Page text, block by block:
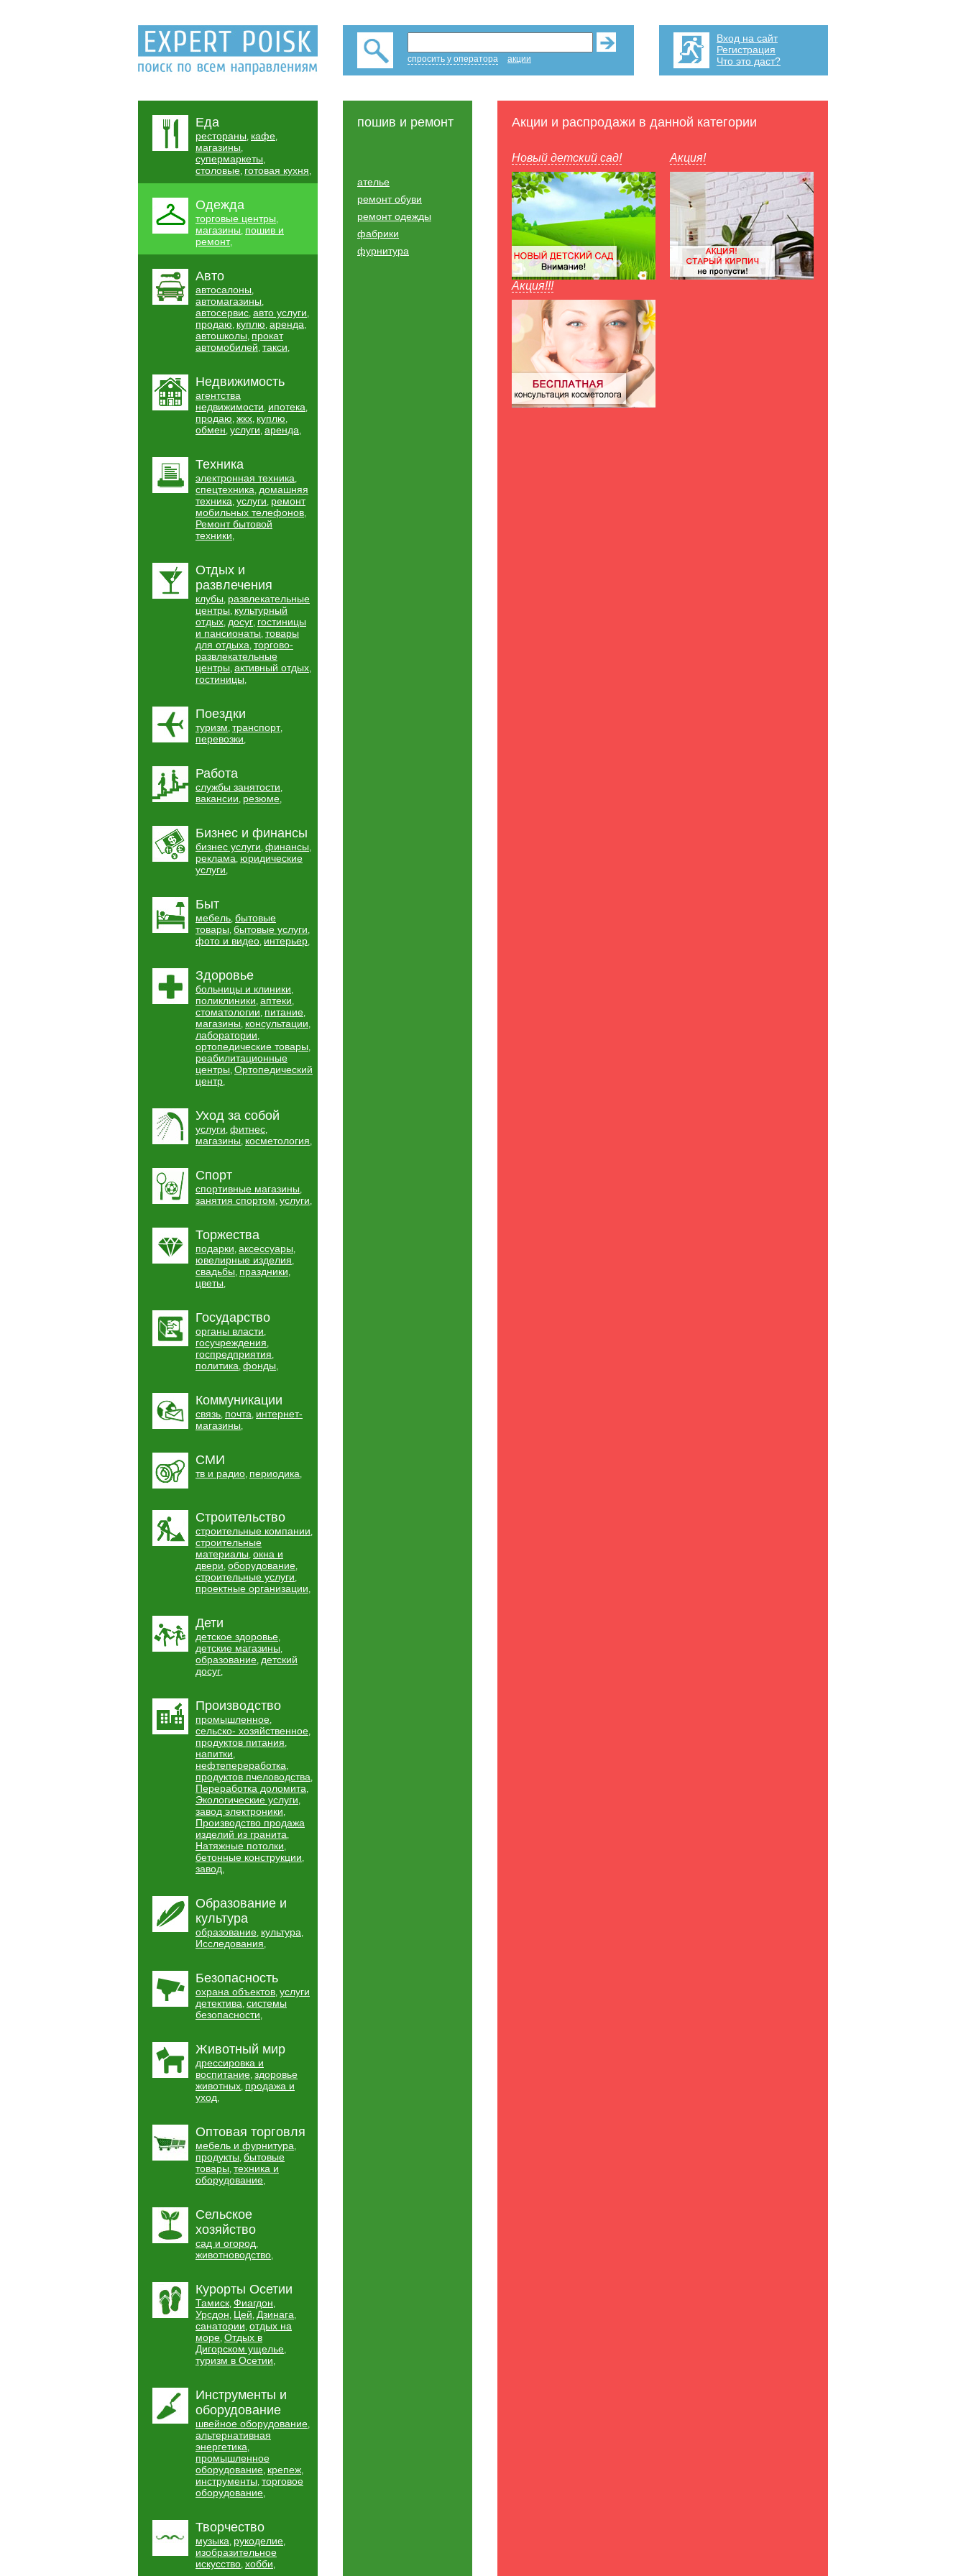
спросить у оператора акции
Вход на сайт
Регистрация
Что это даст?
Еда
рестораны, кафе,
магазины,
супермаркеты,
столовые, готовая кухня,
Одежда
торговые центры,
магазины, пошив и
ремонт,
Авто
автосалоны,
автомагазины,
автосервис, авто услуги,
продаю, куплю, аренда,
автошколы, прокат
автомобилей, такси,
Недвижимость
агентства
недвижимости, ипотека,
продаю, жкх, куплю,
обмен, услуги, аренда,
Техника
электронная техника,
спецтехника, домашняя
техника, услуги, ремонт
мобильных телефонов,
Ремонт бытовой
техники,
Отдых и
развлечения
клубы, развлекательные
центры, культурный
отдых, досуг, гостиницы
и пансионаты, товары
для отдыха, торгово-
развлекательные
центры, активный отдых,
гостиницы,
Поездки
туризм, транспорт,
перевозки,
Работа
службы занятости,
вакансии, резюме,
Бизнес и финансы
бизнес услуги, финансы,
реклама, юридические
услуги,
Быт
мебель, бытовые
товары, бытовые услуги,
фото и видео, интерьер,
Здоровье
больницы и клиники,
поликлиники, аптеки,
стоматологии, питание,
магазины, консультации,
лаборатории,
ортопедические товары,
реабилитационные
центры, Ортопедический
центр,
Уход за собой
услуги, фитнес,
магазины, косметология,
Спорт
спортивные магазины,
занятия спортом, услуги,
Торжества
подарки, аксессуары,
ювелирные изделия,
свадьбы, праздники,
цветы,
Государство
органы власти,
госучреждения,
госпредприятия,
политика, фонды,
Коммуникации
связь, почта, интернет-
магазины,
СМИ
тв и радио, периодика,
Строительство
строительные компании,
строительные
материалы, окна и
двери, оборудование,
строительные услуги,
проектные организации,
Дети
детское здоровье,
детские магазины,
образование, детский
досуг,
Производство
промышленное,
сельско- хозяйственное,
продуктов питания,
напитки,
нефтепереработка,
продуктов пчеловодства,
Переработка доломита,
Экологические услуги,
завод электроники,
Производство продажа
изделий из гранита,
Натяжные потолки,
бетонные конструкции,
завод,
Образование и
культура
образование, культура,
Исследования,
Безопасность
охрана объектов, услуги
детектива, системы
безопасности,
Животный мир
дрессировка и
воспитание, здоровье
животных, продажа и
уход,
Оптовая торговля
мебель и фурнитура,
продукты, бытовые
товары, техника и
оборудование,
Сельское
хозяйство
сад и огород,
животноводство,
Курорты Осетии
Тамиск, Фиагдон,
Урсдон, Цей, Дзинага,
санатории, отдых на
море, Отдых в
Дигорском ущелье,
туризм в Осетии,
Инструменты и
оборудование
швейное оборудование,
альтернативная
энергетика,
промышленное
оборудование, крепеж,
инструменты, торговое
оборудование,
Творчество
музыка, рукоделие,
изобразительное
искусство, хобби,
пошив и ремонт
ателье
ремонт обуви
ремонт одежды
фабрики
фурнитура
Акции и распродажи в данной категории
Новый детский сад! Акция!
Акция!!!